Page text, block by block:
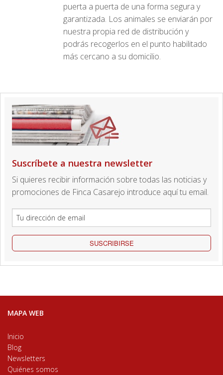
puerta a puerta de una forma segura y
garantizada. Los animales se enviarán por
nuestra propia red de distribución y
podrás recogerlos en el punto habilitado
más cercano a su domicilio.
Suscríbete a nuestra newsletter
Si quieres recibir información sobre todas las noticias y
promociones de Finca Casarejo introduce aquí tu email.
SUSCRIBIRSE
MAPA WEB
Inicio
Blog
Newsletters
Quiénes somos